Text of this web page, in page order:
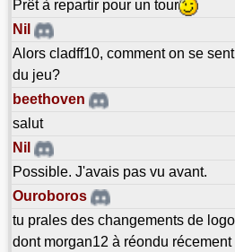
Prêt à repartir pour un tour
Nil
Alors cladff10, comment on se
du jeu?
beethoven
salut
Nil
Possible. J'avais pas vu avant.
Ouroboros
tu prales des changements de
dont morgan12 à réondu récement